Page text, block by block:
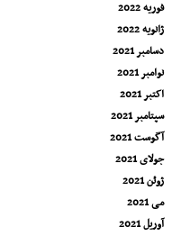
فوریه 2022
ژانویه 2022
دسامبر 2021
نوامبر 2021
اکتبر 2021
سپتامبر 2021
آگوست 2021
جولای 2021
ژوئن 2021
می 2021
آوریل 2021